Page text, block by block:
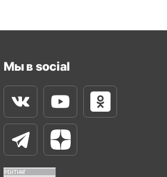
Мы в social
ВконтактеYoutube
ТелеграмЯндекс Дзен